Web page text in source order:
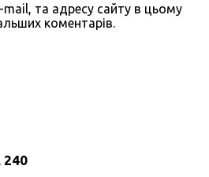
mail, та адресу сайту в цьому
коментарів.
240